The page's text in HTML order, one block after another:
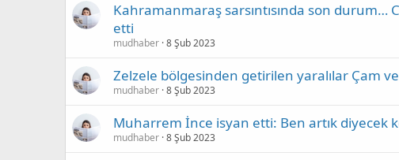
Kahramanmaraş sarsıntısında son durum…
etti
mudhaber 8 Şub 2023
Zelzele bölgesinden getirilen yaralılar Çam
mudhaber 8 Şub 2023
Muharrem İnce isyan etti: Ben artık diyecek
mudhaber 8 Şub 2023